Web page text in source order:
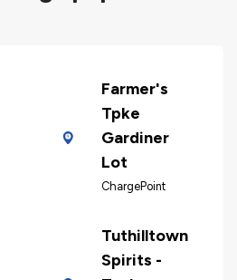
Farmer's
Tpke
Gardiner
Lot
ChargePoint
Tuthilltown
Spirits -